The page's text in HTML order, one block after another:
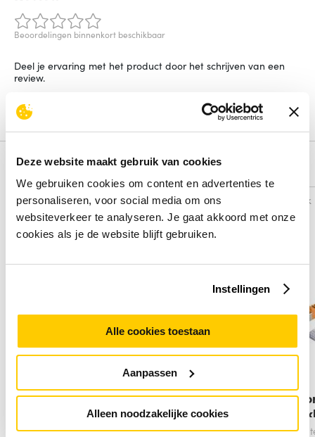
Deze website maakt gebruik van cookies
We gebruiken cookies om content en advertenties te
personaliseren, voor social media om ons
websiteverkeer te analyseren. Je gaat akkoord met onze
cookies als je de website blijft gebruiken.
Instellingen
Alle cookies toestaan
Aanpassen
Alleen noodzakelijke cookies
Beoordelingen binnenkort beschikbaar
Deel je ervaring met het product door het schrijven van een
review.
Schrijf een review
Alternatieven
Vergelijk
Microconnect SFTP702G
netwerkkabel Groen 2
Snoerlengte:2 Meters
Vergelijk